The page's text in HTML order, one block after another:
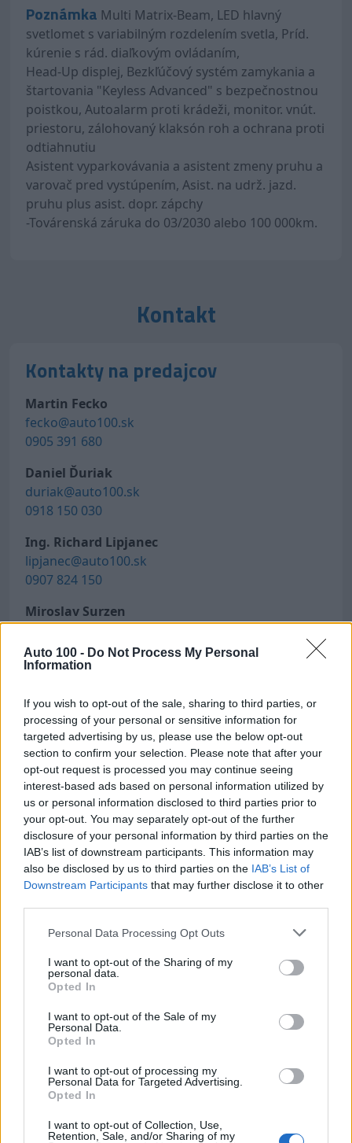
Auto 100 - Do Not Process My Personal
Information
If you wish to opt-out of the sale, sharing to third parties, or
processing of your personal or sensitive information for
targeted advertising by us, please use the below opt-out
section to confirm your selection. Please note that after your
opt-out request is processed you may continue seeing
interest-based ads based on personal information utilized by
us or personal information disclosed to third parties prior to
your opt-out. You may separately opt-out of the further
disclosure of your personal information by third parties on the
IAB’s list of downstream participants. This information may
also be disclosed by us to third parties on the IAB’s List of
Downstream Participants that may further disclose it to other
Personal Data Processing Opt Outs
I want to opt-out of the Sharing of my
personal data.
Opted In
I want to opt-out of the Sale of my
Personal Data.
Opted In
I want to opt-out of processing my
Personal Data for Targeted Advertising.
Opted In
I want to opt-out of Collection, Use,
Retention, Sale, and/or Sharing of my
Poznámka Multi Matrix-Beam, LED hlavný
svetlomet s variabilným rozdelením svetla, Príd.
kúrenie s rád. diaľkovým ovládaním,
Head-Up displej, Bezkľúčový systém zamykania a
štartovania "Keyless Advanced" s bezpečnostnou
poistkou, Autoalarm proti krádeži, monitor. vnút.
priestoru, zálohovaný klaksón roh a ochrana proti
odtiahnutiu
Asistent vyparkovávania a asistent zmeny pruhu a
varovač pred vystúpením, Asist. na udrž. jazd.
pruhu plus asist. dopr. zápchy
-Továrenská záruka do 03/2030 alebo 100 000km.
Kontakt
Kontakty na predajcov
Martin Fecko
fecko@auto100.sk
0905 391 680
Daniel Ďuriak
duriak@auto100.sk
0918 150 030
Ing. Richard Lipjanec
lipjanec@auto100.sk
0907 824 150
Miroslav Surzen
surzen@auto100.sk
0918 494 753
Máte záujem o vozidlo? Napíšte nám!
Súhlasím so spracovaním poskytnutých osobných